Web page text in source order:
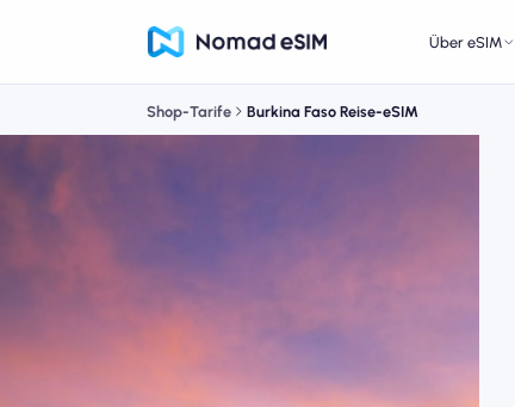
Über eSIM
Shop-Tarife Burkina Faso Reise-eSIM